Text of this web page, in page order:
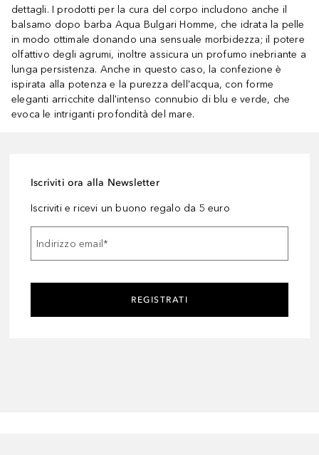
dettagli. I prodotti per la cura del corpo includono anche il
balsamo dopo barba Aqua Bulgari Homme, che idrata la pelle
in modo ottimale donando una sensuale morbidezza; il potere
olfattivo degli agrumi, inoltre assicura un profumo inebriante a
lunga persistenza. Anche in questo caso, la confezione è
ispirata alla potenza e la purezza dell'acqua, con forme
eleganti arricchite dall'intenso connubio di blu e verde, che
evoca le intriganti profondità del mare.
Iscriviti ora alla Newsletter
Iscriviti e ricevi un buono regalo da 5 euro
Indirizzo email *
REGISTRATI